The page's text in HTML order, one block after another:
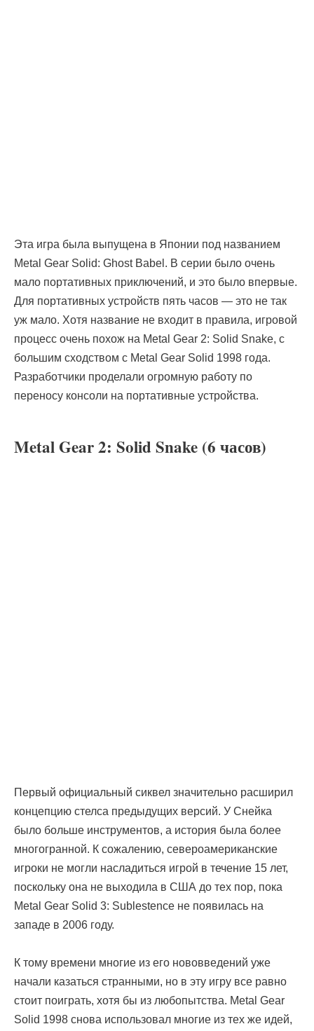
Эта игра была выпущена в Японии под названием
Metal Gear Solid: Ghost Babel. В серии было очень
мало портативных приключений, и это было впервые.
Для портативных устройств пять часов — это не так
уж мало. Хотя название не входит в правила, игровой
процесс очень похож на Metal Gear 2: Solid Snake, с
большим сходством с Metal Gear Solid 1998 года.
Разработчики проделали огромную работу по
переносу консоли на портативные устройства.
Metal Gear 2: Solid Snake (6 часов)
Первый официальный сиквел значительно расширил
концепцию стелса предыдущих версий. У Снейка
было больше инструментов, а история была более
многогранной. К сожалению, североамериканские
игроки не могли насладиться игрой в течение 15 лет,
поскольку она не выходила в США до тех пор, пока
Metal Gear Solid 3: Sublestence не появилась на
западе в 2006 году.
К тому времени многие из его нововведений уже
начали казаться странными, но в эту игру все равно
стоит поиграть, хотя бы из любопытства. Metal Gear
Solid 1998 снова использовал многие из тех же идей,